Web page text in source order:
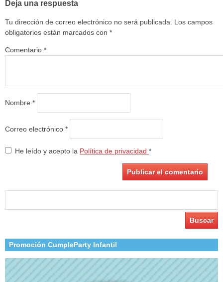
Deja una respuesta
Tu dirección de correo electrónico no será publicada.
Los campos
obligatorios están marcados con *
Comentario *
Nombre *
Correo electrónico *
He leído y acepto la Política de privacidad *
Promoción CumpleParty Infantil